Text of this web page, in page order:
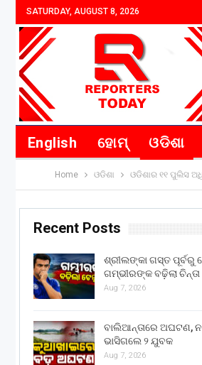
SATURDAY, AUGUST 8, 2026
English ହୋମ୍ ଓଡିଶା
Home ଓଡିଶା ଓଡିଶାର ୧୧ ପୁଲିସ
Recent Posts
ଶ୍ରୀଲଙ୍କା ଗସ୍ତ ପୂର୍ବରୁ
ଗମ୍ଭୀରଙ୍କ ବଢ଼ିଲା ଚିନ୍ତା
Aug 7, 2026
ବାଲିଆନ୍ତାରେ ଅଘଟଣ,
ଭାସିଗଲେ ୨ ଯୁବକ
Aug 7, 2026